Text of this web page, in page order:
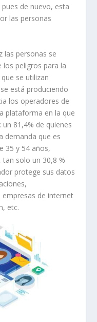
de nuevo, esta
las personas
las personas se
los peligros para la
se utilizan
está produciendo
los operadores de
plataforma en la que
81,4% de quienes
demanda que es
35 y 54 años,
tan solo un 30,8 %
protege sus datos
de internet
etc.